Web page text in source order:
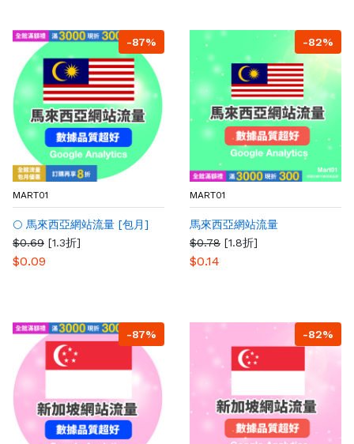
-87%
MART01
🌕 馬來西亞網站流量 [包月]
$0.69 [1.3折]
$0.09
-82%
MART01
馬來西亞網站流量
$0.78 [1.8折]
$0.14
-87% -82%